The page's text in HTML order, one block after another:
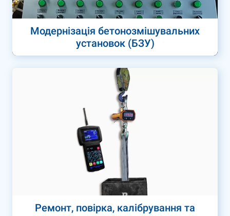
Модернізація бетонозмішувальних
установок (БЗУ)
Ремонт, повірка, калібрування та